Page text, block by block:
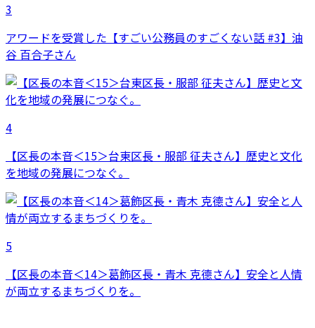
3
アワードを受賞した【すごい公務員のすごくない話 #3】油
谷 百合子さん
4
【区長の本音＜15＞台東区長・服部 征夫さん】歴史と文化
を地域の発展につなぐ。
5
【区長の本音＜14＞葛飾区長・青木 克德さん】安全と人情
が両立するまちづくりを。